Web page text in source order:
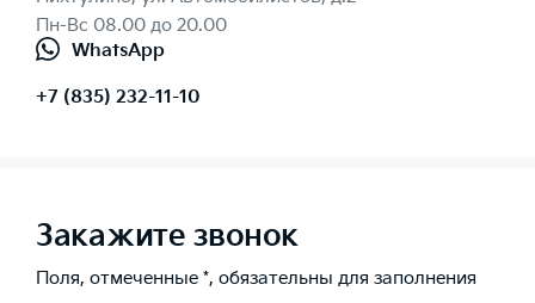
Пн-Вс 08.00 до 20.00
WhatsApp
+7 (835) 232-11-10
Закажите звонок
Поля, отмеченные *, обязательны для заполнения